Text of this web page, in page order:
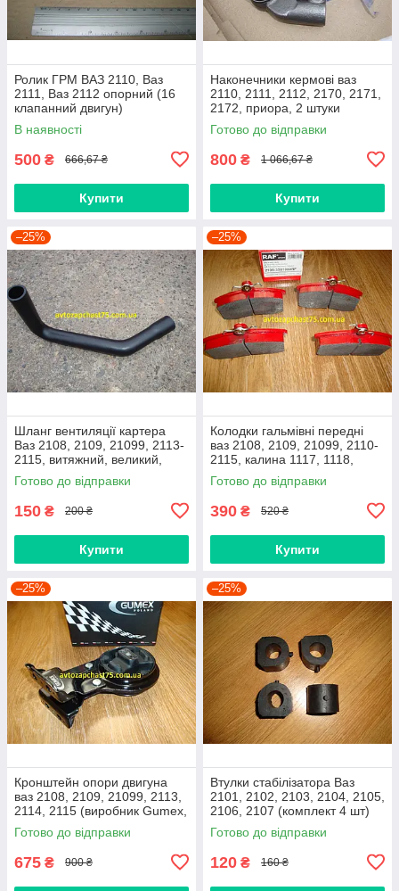
Ролик ГРМ ВАЗ 2110, Ваз
2111, Ваз 2112 опорний (16
клапанний двигун)
В наявності
500 ₴ 666,67 ₴
Купити
Наконечники кермові ваз
2110, 2111, 2112, 2170, 2171,
2172, приора, 2 штуки
(виробник Finwhale,
Німеччина)
Готово до відправки
800 ₴ 1 066,67 ₴
Купити
–25%
Шланг вентиляції картера
Ваз 2108, 2109, 21099, 2113-
2115, витяжний, великий,
нижній
Готово до відправки
150 ₴ 200 ₴
Купити
–25%
Колодки гальмівні передні
ваз 2108, 2109, 21099, 2110-
2115, калина 1117, 1118,
1119, приора 2170 (Raf,
Латвія)
Готово до відправки
390 ₴ 520 ₴
Купити
–25%
Кронштейн опори двигуна
ваз 2108, 2109, 21099, 2113,
2114, 2115 (виробник Gumex,
Польща)
Готово до відправки
675 ₴ 900 ₴
–25%
Втулки стабілізатора Ваз
2101, 2102, 2103, 2104, 2105,
2106, 2107 (комплект 4 шт)
виробник Gumex, Польща
Готово до відправки
120 ₴ 160 ₴